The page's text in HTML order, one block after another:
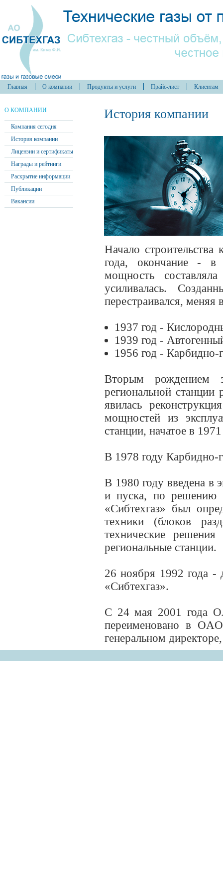
Главная О компании Продукты и услуги Прайс-лист Клиентам
О КОМПАНИИ
Компания сегодня
История компании
Лицензии и сертификаты
Награды и рейтинги
Раскрытие информации
Публикации
Вакансии
История компании
Начало
года, окончание - в
мощность
усиливалась.
перестраивался, меняя
1937 год -
1939 год -
1956 год - Карбидно-
Вторым рождением
региональной станции
явилась
мощностей из
станции, начатое в
В 1978 году Карбидно-
В 1980 году введена в
и пуска, по решению
«Сибтехгаз» был
техники (блоков
технические
региональные станции.
26 ноября 1992 года -
«Сибтехгаз».
С 24 мая 2001 года
переименовано в
генеральном